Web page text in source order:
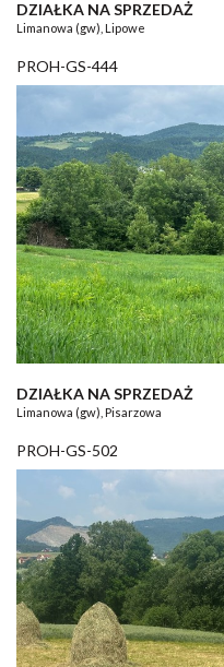
DZIAŁKA NA SPRZEDAŻ
Limanowa (gw), Lipowe
PROH-GS-444
DZIAŁKA NA SPRZEDAŻ
Limanowa (gw), Pisarzowa
PROH-GS-502